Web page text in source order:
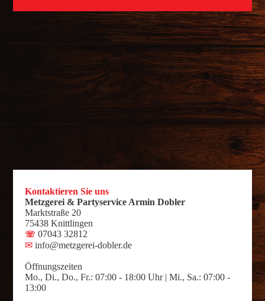
Kontaktieren Sie uns
Metzgerei & Partyservice Armin Dobler
Marktstraße 20
75438 Knittlingen
☏ 07043 32812
✉ info@metzgerei-dobler.de
Öffnungszeiten
Mo., Di., Do., Fr.: 07:00 - 18:00 Uhr | Mi., Sa.: 07:00 -
13:00